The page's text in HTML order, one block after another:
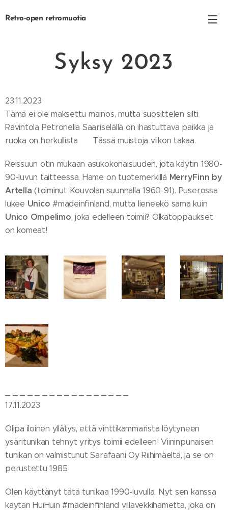
Retro-open retromuotia
Syksy 2023
23.11.2023
Tämä ei ole maksettu mainos, mutta suosittelen silti 🤩
Ravintola Petronella Saariselällä on ihastuttava paikka ja
ruoka on herkullista 👌 Tässä muistoja viikon takaa.
Reissuun otin mukaan asukokonaisuuden, jota käytin 1980-
90-luvun taitteessa. Hame on tuotemerkillä MerryFinn by
Artella (toiminut Kouvolan suunnalla 1960-91). Puserossa
lukee Unico #madeinfinland, mutta lieneekö sama kuin
Unico Ompelimo, joka edelleen toimii? Olkatoppaukset
on komeat!
17.11.2023
Olipa iloinen yllätys, että vinttikammarista löytyneen
ysäritunikan tehnyt yritys toimii edelleen! Viininpunaisen
tunikan on valmistunut Sarafaani Oy Riihimäeltä, ja se on
perustettu 1985.
Olen käyttänyt tätä tunikaa 1990-luvulla. Nyt sen kanssa
käytän HuiHuin #madeinfinland villavekkihametta, joka on